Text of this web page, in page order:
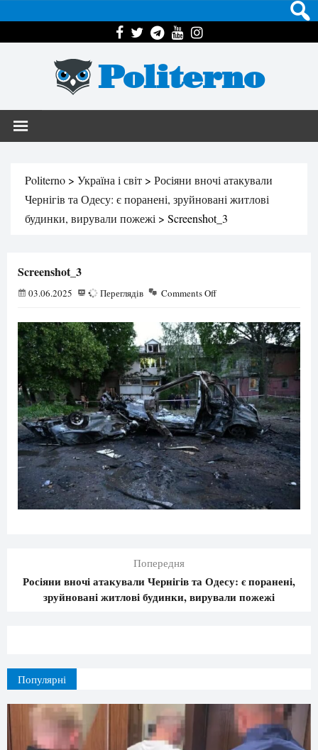
Politerno
Politerno > Україна і світ > Росіяни вночі атакували
Чернігів та Одесу: є поранені, зруйновані житлові
будинки, вирували пожежі > Screenshot_3
Screenshot_3
03.06.2025 89 Переглядів Comments Off
Попередня
Росіяни вночі атакували Чернігів та Одесу: є поранені,
зруйновані житлові будинки, вирували пожежі
Популярні